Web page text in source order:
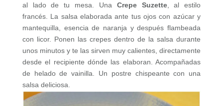
al lado de tu mesa. Una Crepe Suzette, al estilo
francés. La salsa elaborada ante tus ojos con azúcar y
mantequilla, esencia de naranja y después flambeada
con licor. Ponen las crepes dentro de la salsa durante
unos minutos y te las sirven muy calientes, directamente
desde el recipiente dónde las elaboran. Acompañadas
de helado de vainilla. Un postre chispeante con una
salsa deliciosa.